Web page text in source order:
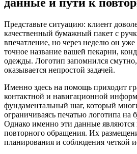
Представьте ситуацию: клиент
качественный бумажный пакет с
впечатление, но через неделю он
точное название вашей пекарни,
одежды. Логотип запомнился смутно,
оказывается непростой задачей.
Именно здесь на помощь приходит
контактной и навигационной
фундаментальный шаг, который
ограничиваясь печатью логотипа на
Однако именно эти данные
повторного обращения. Их
планирования и соблюдения четкой